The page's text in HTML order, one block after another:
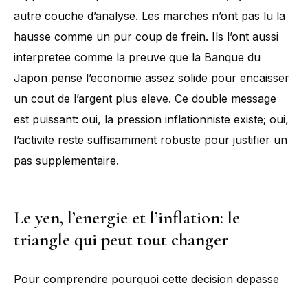
autre couche d’analyse. Les marches n’ont pas lu la
hausse comme un pur coup de frein. Ils l’ont aussi
interpretee comme la preuve que la Banque du
Japon pense l’economie assez solide pour encaisser
un cout de l’argent plus eleve. Ce double message
est puissant: oui, la pression inflationniste existe; oui,
l’activite reste suffisamment robuste pour justifier un
pas supplementaire.
Le yen, l’energie et l’inflation: le
triangle qui peut tout changer
Pour comprendre pourquoi cette decision depasse